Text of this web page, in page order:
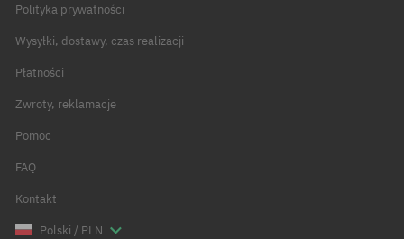
Polityka prywatności
Wysyłki, dostawy, czas realizacji
Płatności
Zwroty, reklamacje
Pomoc
FAQ
Kontakt
Polski / PLN